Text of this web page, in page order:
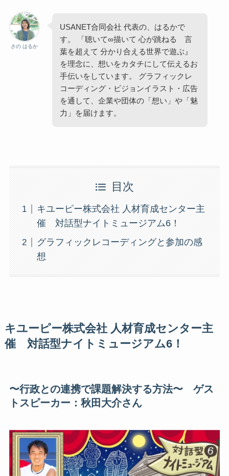
さの はるか
USANET合同会社 代表の、はるかで
す。 「聴いて∞描いて 心が跳ねる 言
葉を超えて 分かり合える世界で遊ぶ』
を理念に、想いをカタチにして伝えるお
手伝いをしています。 グラフィックレ
コーディング・ビジョンイラスト・広告
を通して、企業や団体の「想い」や「魅
力」を届けます。
目次
キユーピー株式会社 人材育成センター主
催 対話型ナイトミュージアム6！
グラフィックレコーディングと参加の感
想
キユーピー株式会社 人材育成センター主
催 対話型ナイトミュージアム6！
〜行政との連携で課題解決する方法〜 ゲス
トスピーカー：秋田大介さん